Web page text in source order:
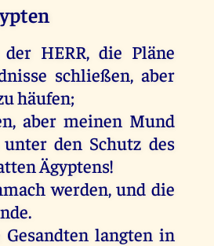
der HERR, die Pläne
schließen, aber
häufen;
,aber meinen Mund
unter den Schutz des
Ägyptens!
werden,und die
.
Gesandten langten in